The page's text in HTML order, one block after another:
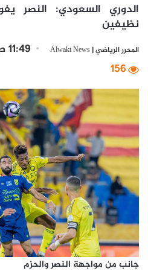
الدوري السعودي: النصر
نظيفين
المحرر الرياضي | Alwakt News
11:49 ص أكتوبر 26, 2025
156
جانب من مواجهة النصر والحزم